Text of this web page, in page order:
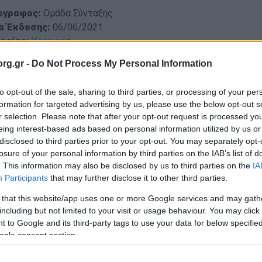
- Do Not Process My Personal Information
opt-out of the sale, sharing to third parties, or processing of your
for targeted advertising by us, please use the below opt-out
selection. Please note that after your opt-out request is processed
interest-based ads based on personal information utilized by us
to third parties prior to your opt-out. You may separately
of your personal information by third parties on the IAB’s list of
This information may also be disclosed by us to third parties on the
Participants that may further disclose it to other third parties.
that this website/app uses one or more Google services and may
but not limited to your visit or usage behaviour. You may
to Google and its third-party tags to use your data for below
consent section.
Ομάδα Σύνταξης
Έκδοσης: 06/06/2021
Κοινωνία
Ελλήνων Προσκόπων σκεπτόμενο τα υψηλά ποσοστά
προγραμμάτων σχετικά με την εκπαίδευση
Απασχολησιμότητας του Prince’s Trust
«Train the Trainer», ολοκλήρωσε τον πρώτο του
ώστε οι ίδιοι να παραδώσουν το πρόγραμμα
την αυτοπεποίθησή τους και τις δεξιότητές τους
Η εκπαίδευση των εκπαιδευτών
ενότητες όπως: Ψυχική Ανθεκτικότητα, Γνωρίζοντας
Μέσα Κοινωνικής Δικτύωσης, Σύνταξη βιογραφικού,
συνέντευξης. Με διάρκεια σχεδόν ενός μήνα, η
ώστε να εκπαιδεύσουν με τη σειρά τους άλλους